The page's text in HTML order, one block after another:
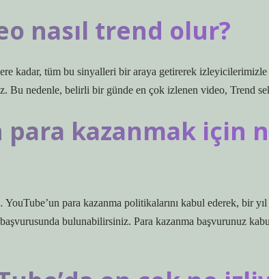
nasıl trend olur?
kadar, tüm bu sinyalleri bir araya getirerek izleyicilerimizle
Bu nedenle, belirli bir günde en çok izlenen video, Trend
para kazanmak için
para kazanma politikalarını kabul ederek, bir
bulunabilirsiniz. Para kazanma başvurunuz